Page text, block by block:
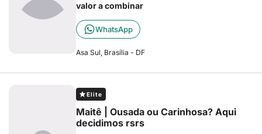
valor a combinar
WhatsApp
Asa Sul, Brasília - DF
Elite
Maitê | Ousada ou Carinhosa? Aqui
decidimos rsrs